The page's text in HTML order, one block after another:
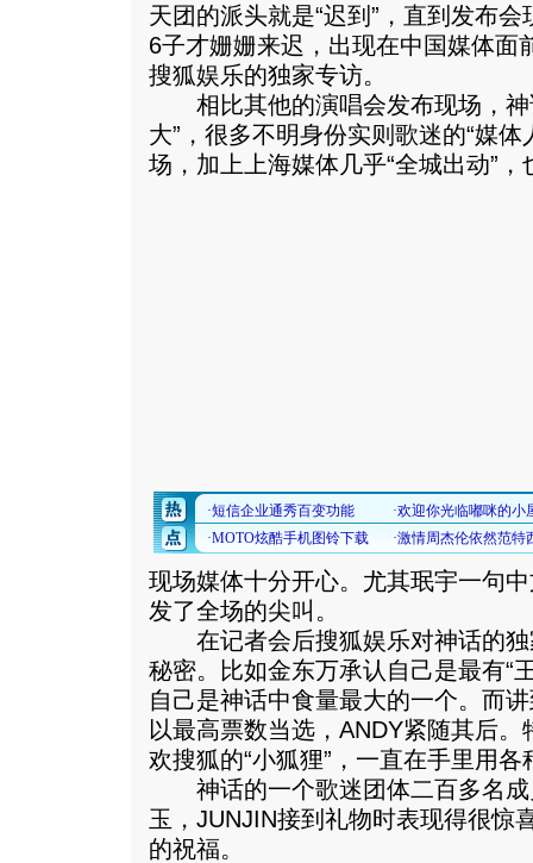
天团的派头就是“迟到”，直到发布
6子才姗姗来迟，出现在中国媒体面
搜狐娱乐的独家专访。
相比其他的演唱会发布现场，神
大”，很多不明身份实则歌迷的“媒
场，加上上海媒体几乎“全城出动”
现场媒体十分开心。尤其珉宇一句
发了全场的尖叫。
在记者会后搜狐娱乐对神话的独
秘密。比如金东万承认自己是最有“
自己是神话中食量最大的一个。而
以最高票数当选，ANDY紧随其后
欢搜狐的“小狐狸”，一直在手里用
神话的一个歌迷团体二百多名成
玉，JUNJIN接到礼物时表现得很惊
的祝福。